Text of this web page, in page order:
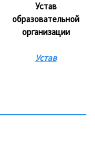
Устав
образовательной
организации
Устав